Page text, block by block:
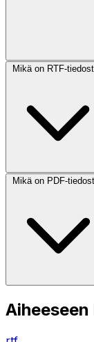
Mikä on RTF-
Mikä on PDF-